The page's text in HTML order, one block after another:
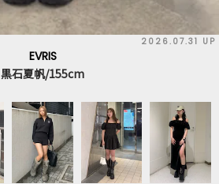
2026.07.31 UP
EVRIS
黒石夏帆/155cm